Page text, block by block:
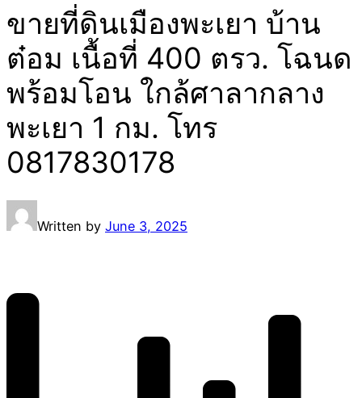
ขายที่ดินเมืองพะเยา บ้าน
ต๋อม เนื้อที่ 400 ตรว. โฉนด
พร้อมโอน ใกล้ศาลากลาง
พะเยา 1 กม. โทร
0817830178
Written by June 3, 2025